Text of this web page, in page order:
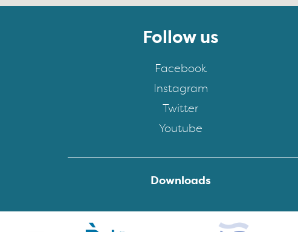
Follow us
Facebook
Instagram
Twitter
Youtube
Downloads